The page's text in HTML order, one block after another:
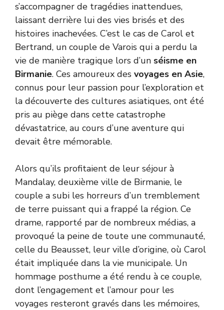
s’accompagner de tragédies inattendues,
laissant derrière lui des vies brisés et des
histoires inachevées. C’est le cas de Carol et
Bertrand, un couple de Varois qui a perdu la
vie de manière tragique lors d’un séisme en
Birmanie. Ces amoureux des voyages en Asie,
connus pour leur passion pour l’exploration et
la découverte des cultures asiatiques, ont été
pris au piège dans cette catastrophe
dévastatrice, au cours d’une aventure qui
devait être mémorable.
Alors qu’ils profitaient de leur séjour à
Mandalay, deuxième ville de Birmanie, le
couple a subi les horreurs d’un tremblement
de terre puissant qui a frappé la région. Ce
drame, rapporté par de nombreux médias, a
provoqué la peine de toute une communauté,
celle du Beausset, leur ville d’origine, où Carol
était impliquée dans la vie municipale. Un
hommage posthume a été rendu à ce couple,
dont l’engagement et l’amour pour les
voyages resteront gravés dans les mémoires,